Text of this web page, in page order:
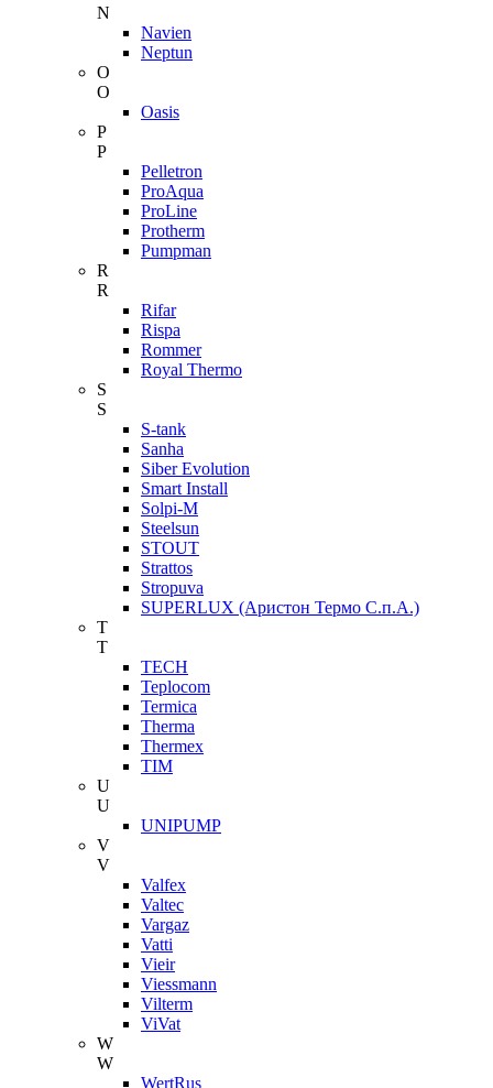
N
Navien
Neptun
O
O
Oasis
P
P
Pelletron
ProAqua
ProLine
Protherm
Pumpman
R
R
Rifar
Rispa
Rommer
Royal Thermo
S
S
S-tank
Sanha
Siber Evolution
Smart Install
Solpi-M
Steelsun
STOUT
Strattos
Stropuva
SUPERLUX (Аристон Термо С.п.А.)
T
T
TECH
Teplocom
Termica
Therma
Thermex
TIM
U
U
UNIPUMP
V
V
Valfex
Valtec
Vargaz
Vatti
Vieir
Viessmann
Vilterm
ViVat
W
W
WertRus